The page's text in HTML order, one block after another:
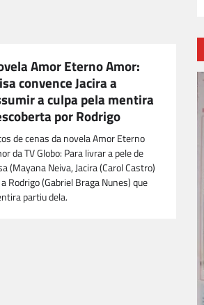
Amor Eterno Amor:
convence Jacira a
a culpa pela mentira
por Rodrigo
de cenas da novela Amor Eterno
da TV Globo: Para livrar a pele de
(Mayana Neiva, Jacira (Carol Castro)
Rodrigo (Gabriel Braga Nunes) que
partiu dela.